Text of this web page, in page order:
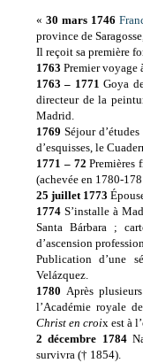
« 30 mars 1746
province de
Il reçoit sa première
1763 Premier voyage
1763 – 1771 Goya
directeur de la
Madrid.
1769Séjour
d’esquisses, le
1771 – 72 Premières
(achevée en 1780-
25 juillet 1773
1774 S’installe à
Santa Bárbara ;
d’ascension
Publication d’une
Velázquez.
1780Après
l’Académie royale
Christ en croix est à
2 décembre 1784
survivra († 1854).